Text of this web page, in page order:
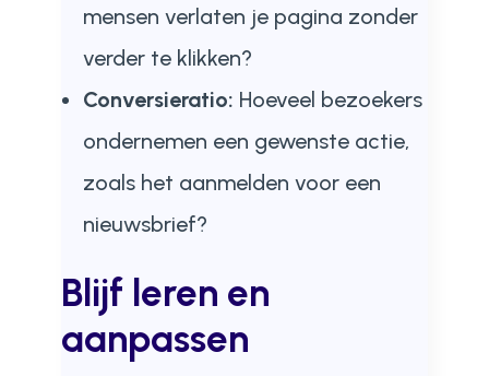
mensen verlaten je pagina zonder
verder te klikken?
Conversieratio: Hoeveel bezoekers
ondernemen een gewenste actie,
zoals het aanmelden voor een
nieuwsbrief?
Blijf leren en
aanpassen